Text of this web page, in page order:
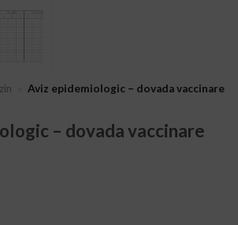
Aviz epidemiologic – dovada vaccinare
– dovada vaccinare